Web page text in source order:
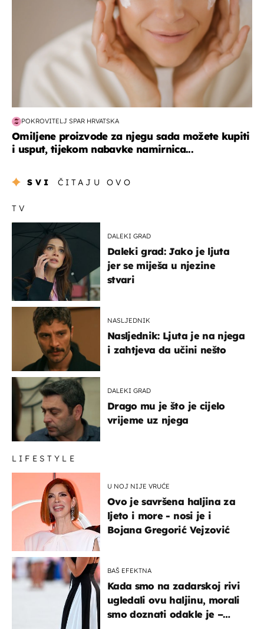
POKROVITELJ SPAR HRVATSKA
Omiljene proizvode za njegu sada možete kupiti
i usput, tijekom nabavke namirnica...
SVI ČITAJU OVO
TV
DALEKI GRAD
Daleki grad: Jako je ljuta
jer se miješa u njezine
stvari
NASLJEDNIK
Nasljednik: Ljuta je na njega
i zahtjeva da učini nešto
DALEKI GRAD
Drago mu je što je cijelo
vrijeme uz njega
LIFESTYLE
U NOJ NIJE VRUĆE
Ovo je savršena haljina za
ljeto i more - nosi je i
Bojana Gregorić Vejzović
BAŠ EFEKTNA
Kada smo na zadarskoj rivi
ugledali ovu haljinu, morali
smo doznati odakle je –